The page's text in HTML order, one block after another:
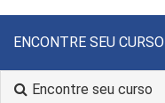
ENCONTRE SEU CURSO
Encontre seu curso